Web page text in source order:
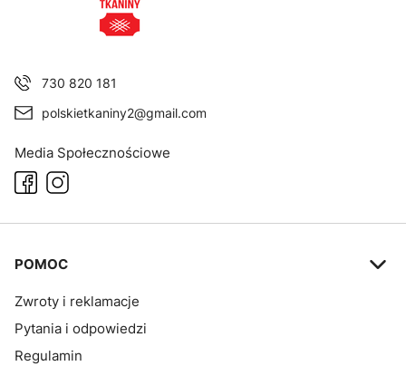
730 820 181
polskietkaniny2@gmail.com
Media Społecznościowe
Linki w stopce
POMOC
Zwroty i reklamacje
Pytania i odpowiedzi
Regulamin